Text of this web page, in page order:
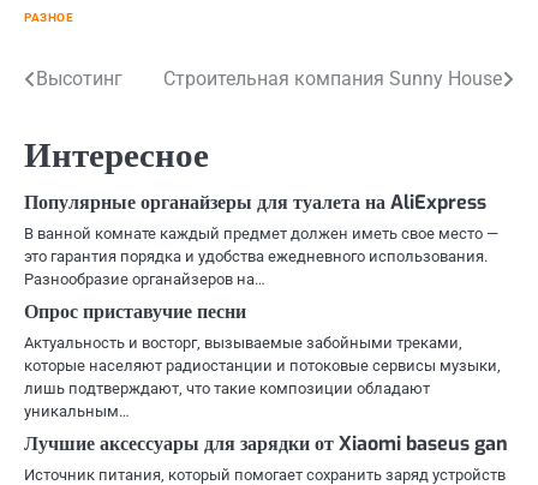
РАЗНОЕ
Навигация
записям
Высотинг Строительная компания Sunny House
Интересное
Популярные органайзеры для туалета на AliExpress
В ванной комнате каждый предмет должен иметь свое место —
это гарантия порядка и удобства ежедневного использования.
Разнообразие органайзеров на…
Опрос приставучие песни
Актуальность и восторг, вызываемые забойными треками,
которые населяют радиостанции и потоковые сервисы музыки,
лишь подтверждают, что такие композиции обладают
уникальным…
Лучшие аксессуары для зарядки от Xiaomi baseus gan
Источник питания, который помогает сохранить заряд устройств